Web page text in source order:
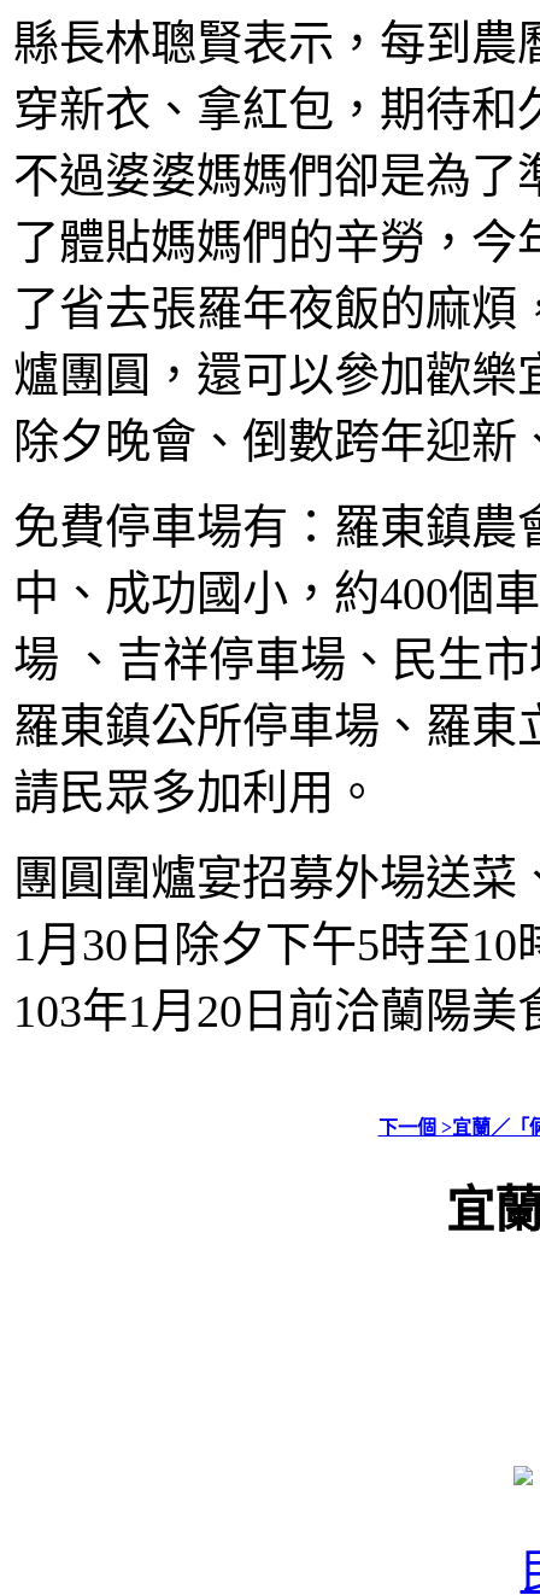
縣長林聰賢表示，每到農
穿新衣、拿紅包，期待
不過婆婆媽媽們卻是為了
了體貼媽媽們的辛勞，
了省去張羅年夜飯的麻
爐團圓，還可以參加歡樂
除夕晚會、倒數跨年迎
免費停車場有：羅東鎮農
中、成功國小，約400個
場 、吉祥停車場、民生
羅東鎮公所停車場、羅東
請民眾多加利用。
團圓圍爐宴招募外場送
1月30日除夕下午5時至
103年1月20日前洽蘭陽美
下一個 >宜蘭／「
宜